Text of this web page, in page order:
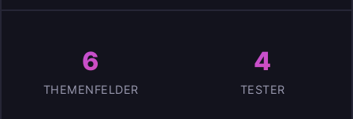
6
THEMENFELDER
4
TESTER